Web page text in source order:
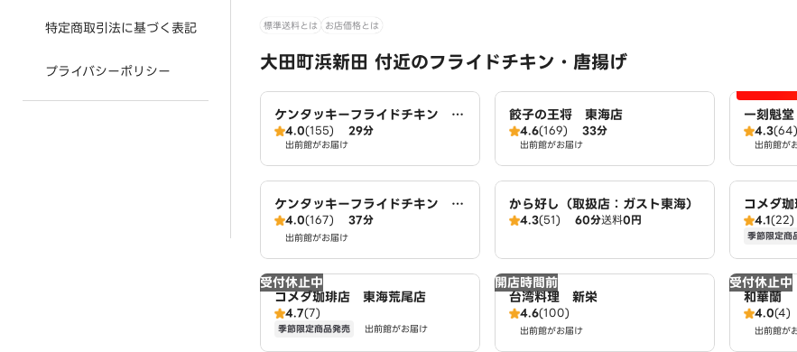
特定商取引法に基づく表記
プライバシーポリシー
標準送料とは お店価格とは
大田町浜新田 付近のフライドチキン・唐揚げ
ケンタッキーフライドチキン 東
海店
4.0(155) 29分
出前館がお届け
餃子の王将 東海店
4.6(169) 33分
出前館がお届け
一刻魁
4.3(64)
出前館が
ケンタッキーフライドチキン ア
ピタ東海荒尾店
4.0(167) 37分
出前館がお届け
から好し（取扱店：ガスト東海）
4.3(51) 60分送料0円
コメダ
4.1(22)
季節限定商
受付休止中
コメダ珈琲店 東海荒尾店
4.7(7)
季節限定商品発売 出前館がお届け
開店時間前
台湾料理 新栄
4.6(100)
出前館がお届け
受付休止中
和華蘭
4.0(4)
出前館が